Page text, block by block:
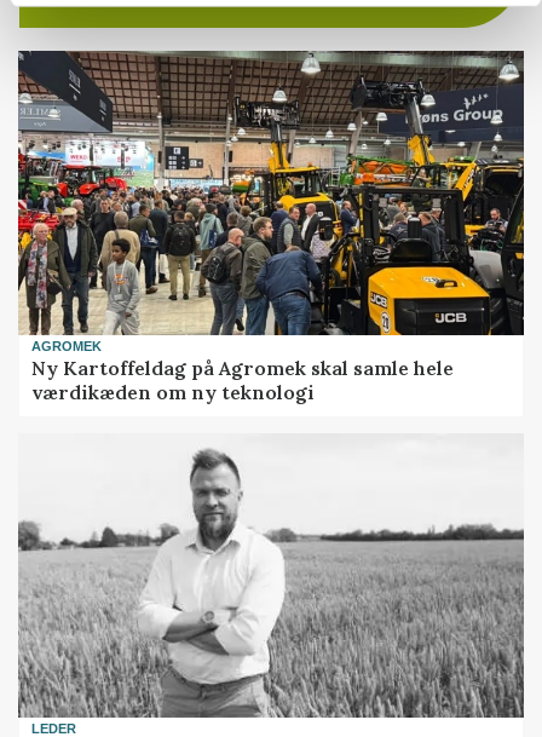
AGROMEK
Ny Kartoffeldag på Agromek skal samle hele
værdikæden om ny teknologi
LEDER